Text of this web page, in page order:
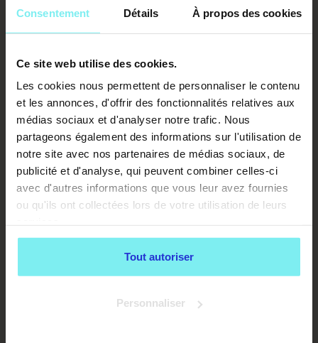
Consentement Détails À propos des cookies
Ce site web utilise des cookies.
Les cookies nous permettent de personnaliser le contenu
et les annonces, d'offrir des fonctionnalités relatives aux
médias sociaux et d'analyser notre trafic. Nous
partageons également des informations sur l'utilisation de
notre site avec nos partenaires de médias sociaux, de
publicité et d'analyse, qui peuvent combiner celles-ci
avec d'autres informations que vous leur avez fournies
ou qu'ils ont collectées lors de votre utilisation de leurs
Tout autoriser
Personnaliser